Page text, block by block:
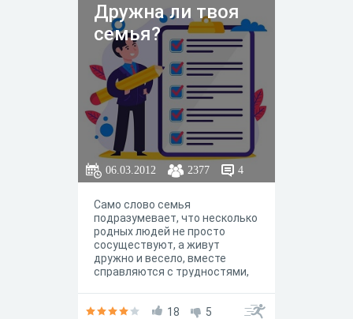
Дружна ли твоя
семья?
06.03.2012 2377 4
Само слово семья
подразумевает, что несколько
родных людей не просто
сосуществуют, а живут
дружно и весело, вместе
справляются с трудностями,
иногда обстоятельства
18 5